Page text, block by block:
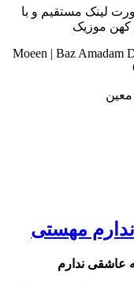
لینک مستقیم و با
کهن موزیک
Moeen | Baz Amadam
مهستی
عاشقی ندارم